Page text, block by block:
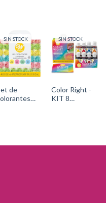
SIN STOCK
de
601-
SIN STOCK
Color Right -
KIT 8